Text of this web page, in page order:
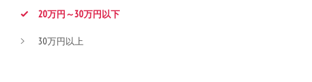
20万円～30万円以下
30万円以上